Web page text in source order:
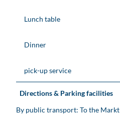
Lunch table
Dinner
pick-up service
Directions & Parking facilities
By public transport: To the